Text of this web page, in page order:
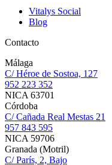
Vitalys Social
Blog
Contacto
Málaga
C/ Héroe de Sostoa, 127
952 223 352
NICA 63701
Córdoba
C/ Cañada Real Mestas 21
957 843 595
NICA 59706
Granada (Motril)
C/ París, 2, Bajo